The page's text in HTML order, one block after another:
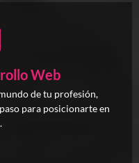
Web
de tu profesión,
para posicionarte en